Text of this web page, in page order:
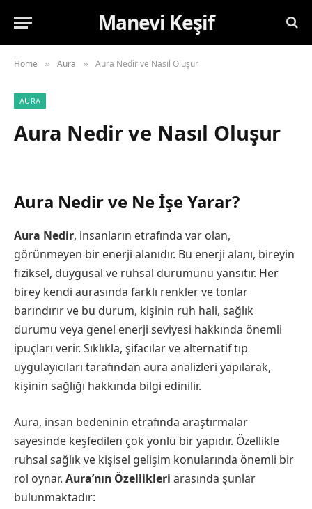
Manevi Keşif
Home » Aura » Aura Nedir ve Nasıl Oluşur
AURA
Aura Nedir ve Nasıl Oluşur
Aura Nedir ve Ne İşe Yarar?
Aura Nedir, insanların etrafında var olan,
görünmeyen bir enerji alanıdır. Bu enerji alanı, bireyin
fiziksel, duygusal ve ruhsal durumunu yansıtır. Her
birey kendi aurasında farklı renkler ve tonlar
barındırır ve bu durum, kişinin ruh hali, sağlık
durumu veya genel enerji seviyesi hakkında önemli
ipuçları verir. Sıklıkla, şifacılar ve alternatif tıp
uygulayıcıları tarafından aura analizleri yapılarak,
kişinin sağlığı hakkında bilgi edinilir.
Aura, insan bedeninin etrafında araştırmalar
sayesinde keşfedilen çok yönlü bir yapıdır. Özellikle
ruhsal sağlık ve kişisel gelişim konularında önemli bir
rol oynar. Aura’nın Özellikleri arasında şunlar
bulunmaktadır: